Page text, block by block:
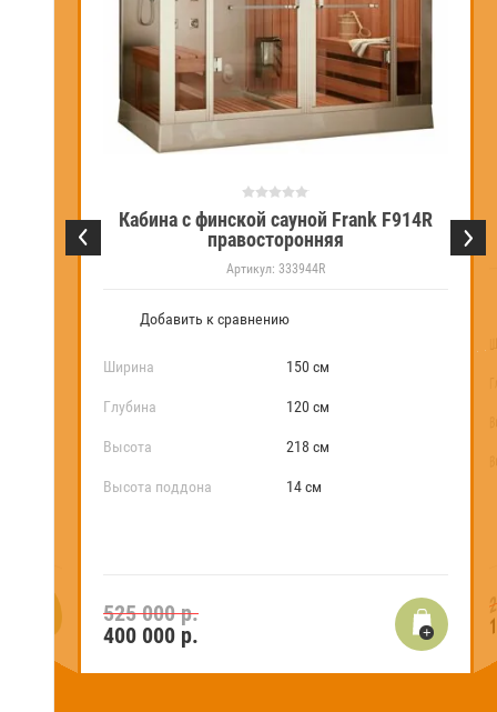
Кабина с финской сауной Frank F914R
правосторонняя
Артикул: 333944R
Добавить к сравнению
Ширина 150 см
Глубина 120 см
Высота 218 см
Высота поддона 14 см
525 000 р.
400 000 р.